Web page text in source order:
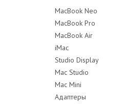
MacBook Neo
MacBook Pro
MacBook Pro 14"
MacBook Pro 16"
MacBook Air
iMac
Studio Display
Mac Studio
Mac Mini
Адаптеры